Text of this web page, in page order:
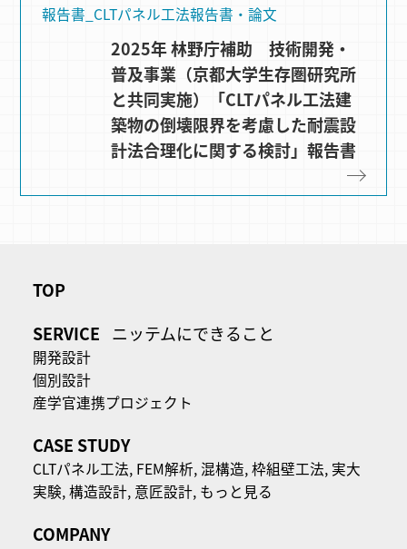
報告書_CLTパネル工法報告書・論文
2025年 林野庁補助 技術開発・
普及事業（京都大学生存圏研究所
と共同実施）「CLTパネル工法建
築物の倒壊限界を考慮した耐震設
計法合理化に関する検討」報告書
TOP
SERVICE ニッテムにできること
開発設計
個別設計
産学官連携プロジェクト
CASE STUDY
CLTパネル⼯法, FEM解析,混構造,枠組壁工法, 実大
実験,構造設計, 意匠設計, もっと見る
COMPANY